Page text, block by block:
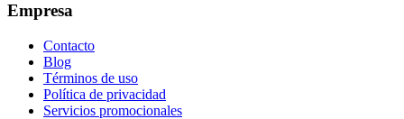
Empresa
Contacto
Blog
Términos de uso
Política de privacidad
Servicios promocionales